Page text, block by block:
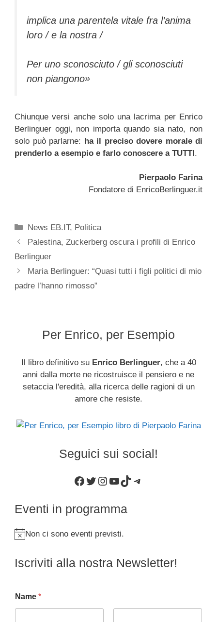
implica una parentela vitale fra l’anima
loro / e la nostra /
Per uno sconosciuto / gli sconosciuti
non piangono»
Chiunque versi anche solo una lacrima per Enrico
Berlinguer oggi, non importa quando sia nato, non
solo può parlarne: ha il preciso dovere morale di
prenderlo a esempio e farlo conoscere a TUTTI.
Pierpaolo Farina
Fondatore di EnricoBerlinguer.it
Categorie
News EB.IT, Politica
Palestina, Zuckerberg oscura i profili di Enrico
Berlinguer
Maria Berlinguer: “Quasi tutti i figli politici di mio
padre l’hanno rimosso”
Per Enrico, per Esempio
Il libro definitivo su Enrico Berlinguer, che a 40
anni dalla morte ne ricostruisce il pensiero e ne
setaccia l'eredità, alla ricerca delle ragioni di un
amore che resiste.
Seguici sui social!
Facebook
Twitter
Instagram
YouTube
TikTokTelegram
Eventi in programma
N
e
Non ci sono eventi previsti.
Iscriviti alla nostra Newsletter!
Name *